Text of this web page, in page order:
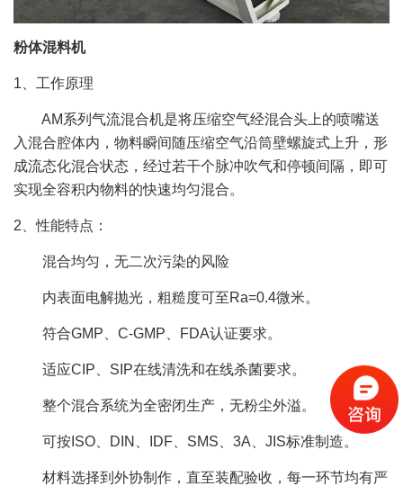
粉体混料机
1、工作原理
AM系列气流混合机是将压缩空气经混合头上的喷嘴送
入混合腔体内，物料瞬间随压缩空气沿筒壁螺旋式上升，形
成流态化混合状态，经过若干个脉冲吹气和停顿间隔，即可
实现全容积内物料的快速均匀混合。
2、性能特点：
混合均匀，无二次污染的风险
内表面电解抛光，粗糙度可至Ra=0.4微米。
符合GMP、C-GMP、FDA认证要求。
适应CIP、SIP在线清洗和在线杀菌要求。
整个混合系统为全密闭生产，无粉尘外溢。
可按ISO、DIN、IDF、SMS、3A、JIS标准制造。
材料选择到外协制作，直至装配验收，每一环节均有严